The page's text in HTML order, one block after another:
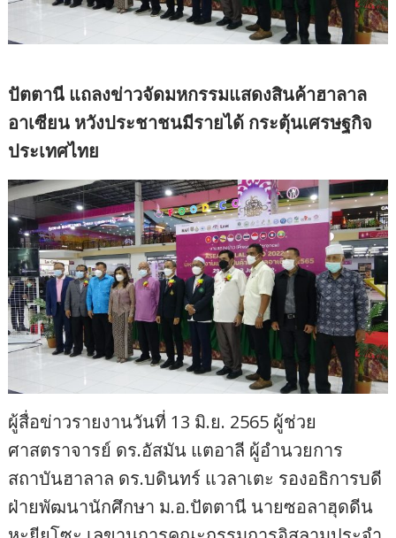
ปัตตานี แถลงข่าวจัดมหกรรมแสดงสินค้าฮาลาล
อาเซียน หวังประชาชนมีรายได้ กระตุ้นเศรษฐกิจ
ประเทศไทย
ผู้สื่อข่าวรายงานวันที่ 13 มิ.ย. 2565 ผู้ช่วย
ศาสตราจารย์ ดร.อัสมัน แตอาลี ผู้อำนวยการ
สถาบันฮาลาล ดร.บดินทร์ แวลาเตะ รองอธิการบดี
ฝ่ายพัฒนานักศึกษา ม.อ.ปัตตานี นายซอลาฮุดดีน